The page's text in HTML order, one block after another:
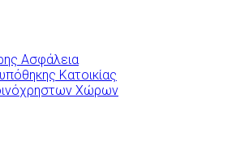
Ασφάλεια
Κατοικίας
Χώρων